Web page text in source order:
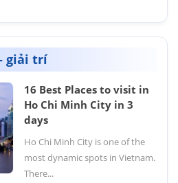
giải trí
16 Best Places to visit in
Ho Chi Minh City in 3
days
Ho Chi Minh City is one of the
most dynamic spots in Vietnam.
There...